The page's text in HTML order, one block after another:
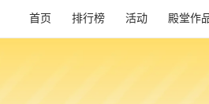
首页 排行榜 活动 殿堂作